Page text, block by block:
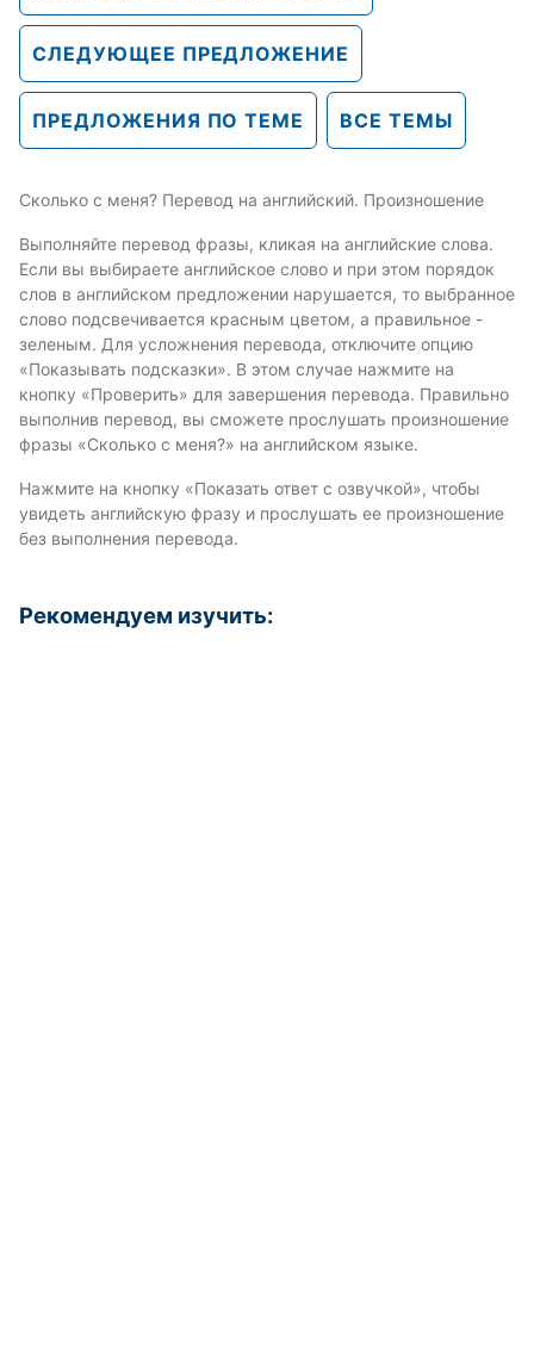
СЛЕДУЮЩЕЕ ПРЕДЛОЖЕНИЕ
ПРЕДЛОЖЕНИЯ ПО ТЕМЕ ВСЕ ТЕМЫ
Сколько с меня? Перевод на английский. Произношение
Выполняйте перевод фразы, кликая на английские слова.
Если вы выбираете английское слово и при этом порядок
слов в английском предложении нарушается, то выбранное
слово подсвечивается красным цветом, а правильное -
зеленым. Для усложнения перевода, отключите опцию
«Показывать подсказки». В этом случае нажмите на
кнопку «Проверить» для завершения перевода. Правильно
выполнив перевод, вы сможете прослушать произношение
фразы «Сколько с меня?» на английском языке.
Нажмите на кнопку «Показать ответ с озвучкой», чтобы
увидеть английскую фразу и прослушать ее произношение
без выполнения перевода.
Рекомендуем изучить: